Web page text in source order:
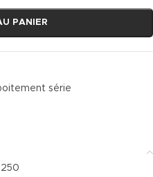
PANIER
série
250